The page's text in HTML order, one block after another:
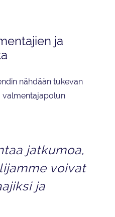
ja
nähdään tukevan
valmentajapolun
jatkumoa,
voivat
ja